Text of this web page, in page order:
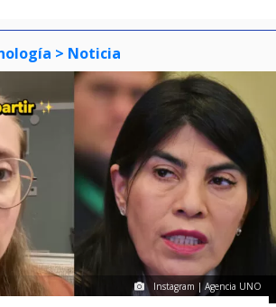
> Noticia
Instagram | Agencia UNO